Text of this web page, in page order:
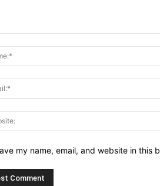
my name, email, and website in this